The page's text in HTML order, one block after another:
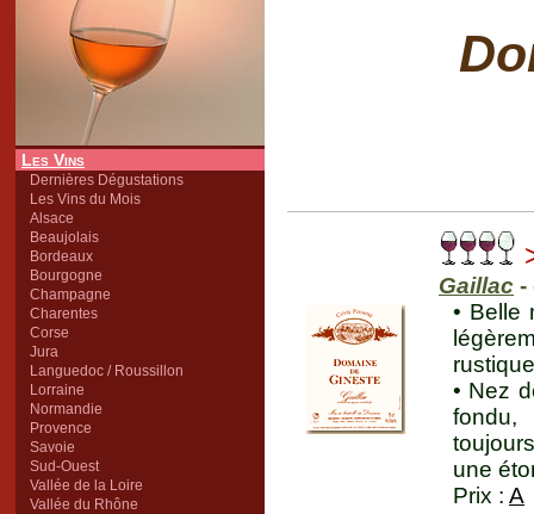
Les Vins
Dernières Dégustations
Les Vins du Mois
Alsace
Beaujolais
Bordeaux
Bourgogne
Champagne
Charentes
Corse
Jura
Languedoc / Roussillon
Lorraine
Normandie
Provence
Savoie
Sud-Ouest
Vallée de la Loire
Vallée du Rhône
Gaillac -
• Belle
• Nez
fondu,
une
Prix : A